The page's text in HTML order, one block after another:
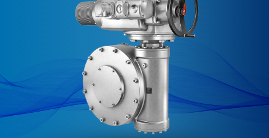
Unternehmen
Kontakt
Nordamerika